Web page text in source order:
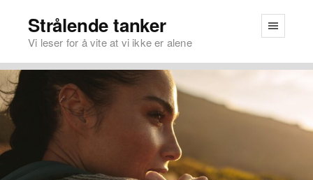
Strålende tanker
Vi leser for å vite at vi ikke er alene